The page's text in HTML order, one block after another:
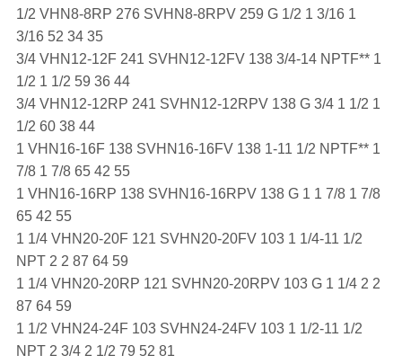
1/2 VHN8-8RP 276 SVHN8-8RPV 259 G 1/2 1 3/16 1
3/16 52 34 35
3/4 VHN12-12F 241 SVHN12-12FV 138 3/4-14 NPTF** 1
1/2 1 1/2 59 36 44
3/4 VHN12-12RP 241 SVHN12-12RPV 138 G 3/4 1 1/2 1
1/2 60 38 44
1 VHN16-16F 138 SVHN16-16FV 138 1-11 1/2 NPTF** 1
7/8 1 7/8 65 42 55
1 VHN16-16RP 138 SVHN16-16RPV 138 G 1 1 7/8 1 7/8
65 42 55
1 1/4 VHN20-20F 121 SVHN20-20FV 103 1 1/4-11 1/2
NPT 2 2 87 64 59
1 1/4 VHN20-20RP 121 SVHN20-20RPV 103 G 1 1/4 2 2
87 64 59
1 1/2 VHN24-24F 103 SVHN24-24FV 103 1 1/2-11 1/2
NPT 2 3/4 2 1/2 79 52 81